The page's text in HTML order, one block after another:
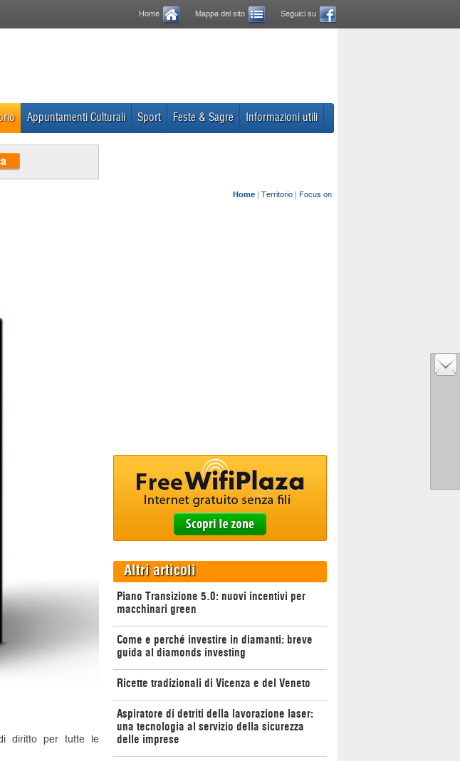
Home Mappa del sito Seguici su
Appuntamenti Culturali Sport Feste & Sagre Informazioni utili
Home | Territorio | Focus on
diritto per tutte le
Altri articoli
Piano Transizione 5.0: nuovi incentivi per
macchinari green
Come e perché investire in diamanti: breve
guida al diamonds investing
Ricette tradizionali di Vicenza e del Veneto
Aspiratore di detriti della lavorazione laser:
una tecnologia al servizio della sicurezza
delle imprese